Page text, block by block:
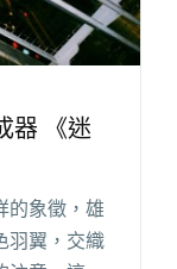
器 《迷
的象徵，雄
羽翼，交織